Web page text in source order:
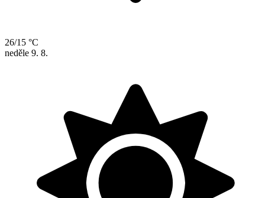
26/15 °C
neděle 9. 8.